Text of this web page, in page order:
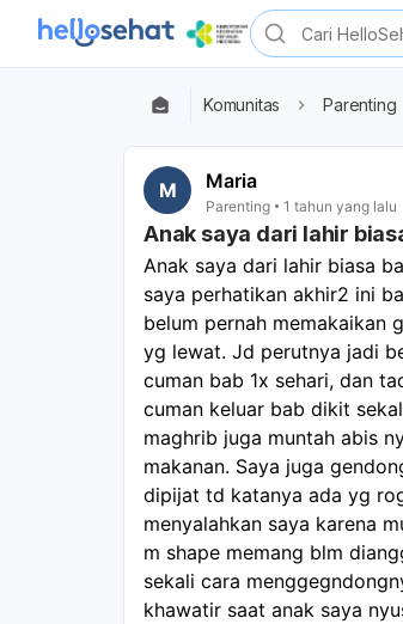
Komunitas Parenting
M Maria
Parenting 1 tahun yang lalu
Anak saya dari lahir
Anak saya dari lahir biasa
saya perhatikan akhir2 ini
belum pernah memakaikan
yg lewat. Jd perutnya jadi
cuman bab 1x sehari, dan
cuman keluar bab dikit
maghrib juga muntah abis
makanan. Saya juga
dipijat td katanya ada yg
menyalahkan saya karena
m shape memang blm
sekali cara
khawatir saat anak saya